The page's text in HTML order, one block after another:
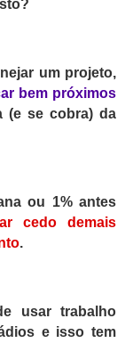
um projeto,
bem próximos
(e se cobra) da
ou 1% antes
cedo demais
.
usar trabalho
e isso tem